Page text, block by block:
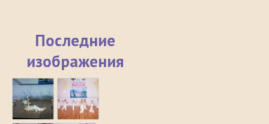
Последние
изображения